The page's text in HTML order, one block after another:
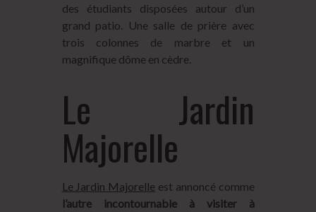
des étudiants disposées autour d’un
grand patio. Une salle de prière avec
trois colonnes de marbre et un
magnifique dôme en cèdre.
Le Jardin
Majorelle
Le Jardin Majorelle est annoncé comme
l’autre incontournable à visiter à